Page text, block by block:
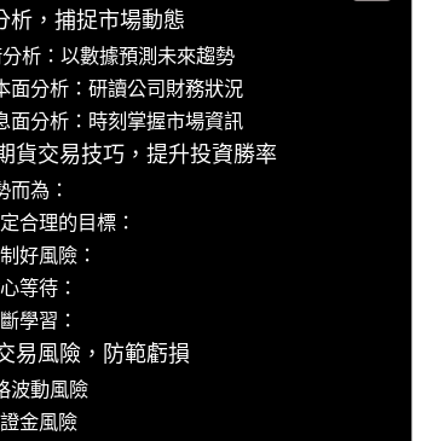
析，捕捉市場動態
析：以數據預測未來趨勢
面分析：研讀公司財務狀況
面分析：時刻掌握市場資訊
貨交易技巧，提升投資勝率
而為：
合理的目標：
好風險：
等待：
學習：
易風險，防範虧損
波動風險
金風險